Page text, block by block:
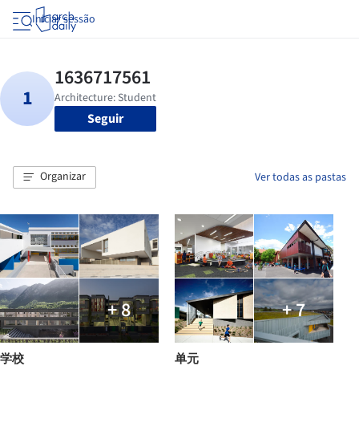
Iniciar sessão
Seguir
Organizar Ver todas as pastas
+ 8
学校
+ 7
单元